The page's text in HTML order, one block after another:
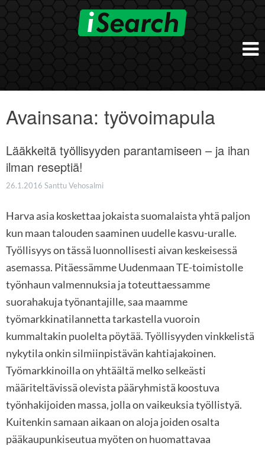
Skip
iSearch Direct
iSearch Chief Executive
Räätälöidyt hakupalvelut
Konsultointi
iSearch HR ja HRD kumppanuuspalvelut
iSearch Boost
iSearch
In English
Avainsana: työvoimapula
Lääkkeitä työllisyyden parantamiseen – ja ihan
ilman reseptiä!
26.1.2016 Santtu Vehosalmi
Harva asia koskettaa jokaista suomalaista yhtä paljon
kun maan talouden saaminen uudelle kasvu-uralle.
Työllisyys on tässä luonnollisesti aivan keskeisessä
asemassa. Pitäessämme Uudenmaan TE-toimistolle
työnhaun valmennuksia ja toteuttaessamme
suorahakuja työnantajille, saa maamme
työmarkkinatilannetta tarkastella vuoroin
kummaltakin puolelta pöytää. Työllisyyden vinkkelistä
nykytila onkin silmiinpistävän kahtiajakoinen.
Työmarkkinoilla on yhtäältä melko selkeästi
määriteltävissä olevista pääryhmistä koostuva
työnhakijoiden massa, jolla on vaikeuksia työllistyä.
Kuitenkin samaan aikaan on aloja joiden osalta
pääkaupunkiseutua myöten on huomattavaa